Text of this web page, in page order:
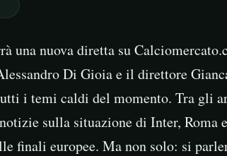
una nuova diretta su
Di Gioia e il direttore
i temi caldi del momento. Tra gli
sulla situazione di Inter, Roma
finali europee. Ma non solo: si